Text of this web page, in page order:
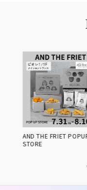
AND THE FRIET POPUP
STORE